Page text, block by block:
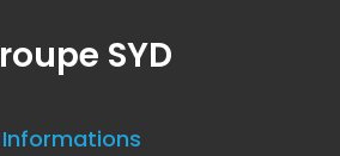
SYD
Informations